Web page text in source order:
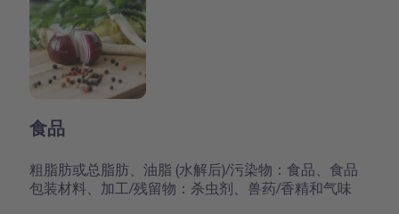
食品
粗脂肪或总脂肪、油脂 (水解后)/污染物：食品、食品
包装材料、加工/残留物：杀虫剂、兽药/香精和气味